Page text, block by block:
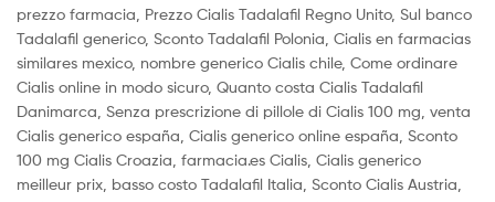
prezzo farmacia, Prezzo Cialis Tadalafil Regno Unito, Sul banco
Tadalafil generico, Sconto Tadalafil Polonia, Cialis en farmacias
similares mexico, nombre generico Cialis chile, Come ordinare
Cialis online in modo sicuro, Quanto costa Cialis Tadalafil
Danimarca, Senza prescrizione di pillole di Cialis 100 mg, venta
Cialis generico españa, Cialis generico online españa, Sconto
100 mg Cialis Croazia, farmacia.es Cialis, Cialis generico
meilleur prix, basso costo Tadalafil Italia, Sconto Cialis Austria,